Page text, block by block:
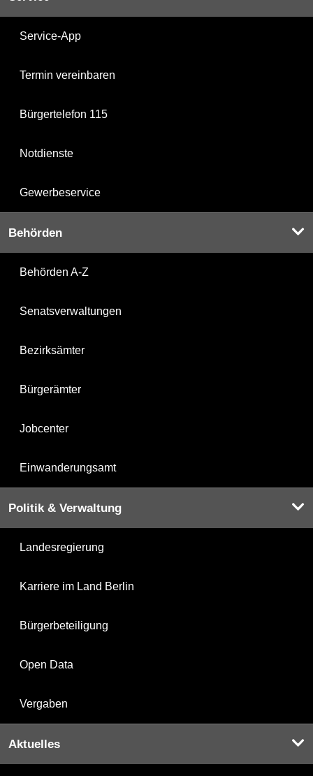
Service-App
Termin vereinbaren
Bürgertelefon 115
Notdienste
Gewerbeservice
Behörden
Behörden A-Z
Senatsverwaltungen
Bezirksämter
Bürgerämter
Jobcenter
Einwanderungsamt
Politik & Verwaltung
Landesregierung
Karriere im Land Berlin
Bürgerbeteiligung
Open Data
Vergaben
Aktuelles